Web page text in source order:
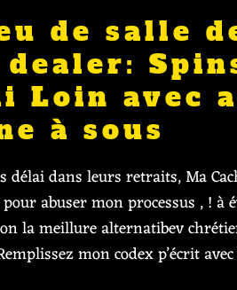
de salle
Loin avec
à sous
délai dans leurs retraits, Ma
abuser mon processus , ! à
la meillure alternatibev
mon codex p’écrit